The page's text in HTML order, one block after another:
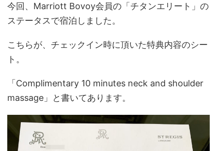
今回、Marriott Bovoy会員の「チタンエリート」の
ステータスで宿泊しました。
こちらが、チェックイン時に頂いた特典内容のシー
ト。
「Complimentary 10 minutes neck and shoulder
massage」と書いてあります。